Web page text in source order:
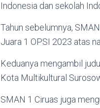
Indonesia dan sekolah
Tahun sebelumnya,
Juara 1 OPSI 2023 atas
Keduanya mengambil
Kota Multikultural
SMAN 1 Ciruas juga